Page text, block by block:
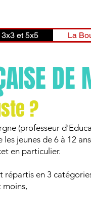
3x3 et 5x5 La
?
(professeur
jeunes de 6 à 12
en particulier.
répartis en 3
moins,